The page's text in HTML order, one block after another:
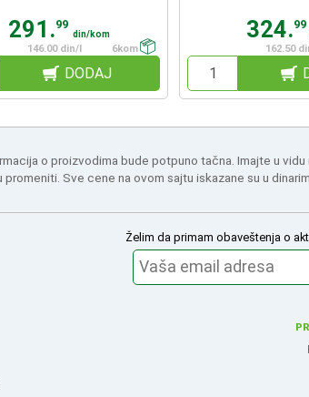
291.99
din/kom
146.00 din/l
6kom
DODAJ
324.99
162.50
o proizvodima bude potpuno tačna. Imajte u
Sve cene na ovom sajtu iskazane su u
Želim da primam obaveštenja o